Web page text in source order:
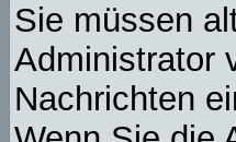
Sie müssen
Administrator
Nachrichten